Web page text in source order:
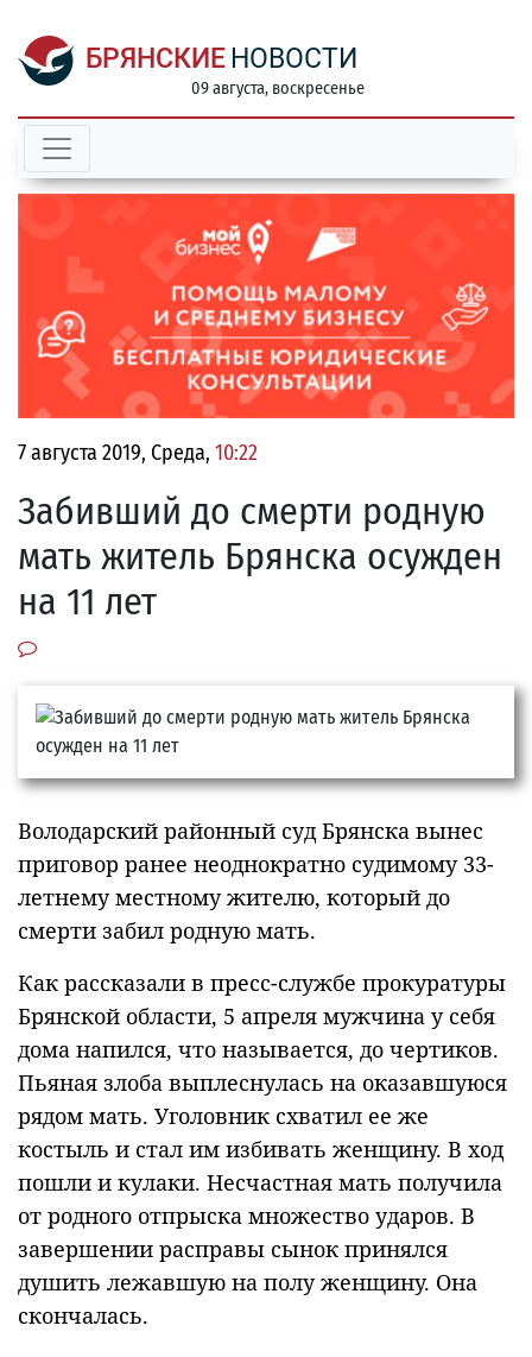
БРЯНСКИЕ НОВОСТИ
09 августа, воскресенье
7 августа 2019, Среда, 10:22
Забивший до смерти родную
мать житель Брянска осужден
на 11 лет
Володарский районный суд Брянска вынес
приговор ранее неоднократно судимому 33-
летнему местному жителю, который до
смерти забил родную мать.
Как рассказали в пресс-службе прокуратуры
Брянской области, 5 апреля мужчина у себя
дома напился, что называется, до чертиков.
Пьяная злоба выплеснулась на оказавшуюся
рядом мать. Уголовник схватил ее же
костыль и стал им избивать женщину. В ход
пошли и кулаки. Несчастная мать получила
от родного отпрыска множество ударов. В
завершении расправы сынок принялся
душить лежавшую на полу женщину. Она
скончалась.